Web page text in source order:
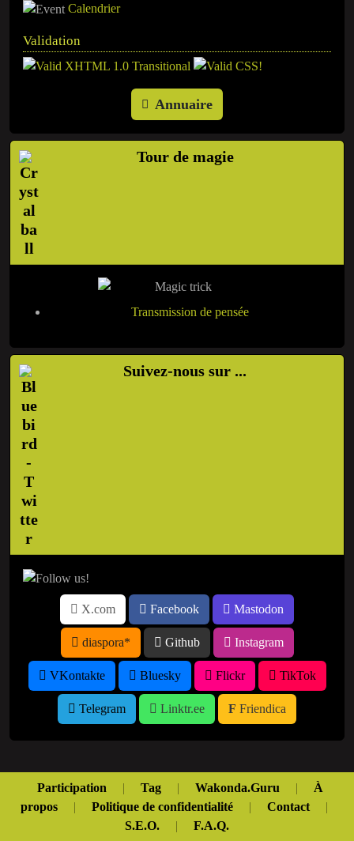
Calendrier
Validation
Annuaire
Tour de magie
Transmission de pensée
Suivez-nous sur ...
X.com Facebook Mastodon
diaspora* Github Instagram
VKontakte Bluesky Flickr TikTok
Telegram Linktr.ee Friendica
Participation | Tag | Wakonda.Guru |
À
propos
| Politique de confidentialité | Contact
|
S.E.O.
| F.A.Q.